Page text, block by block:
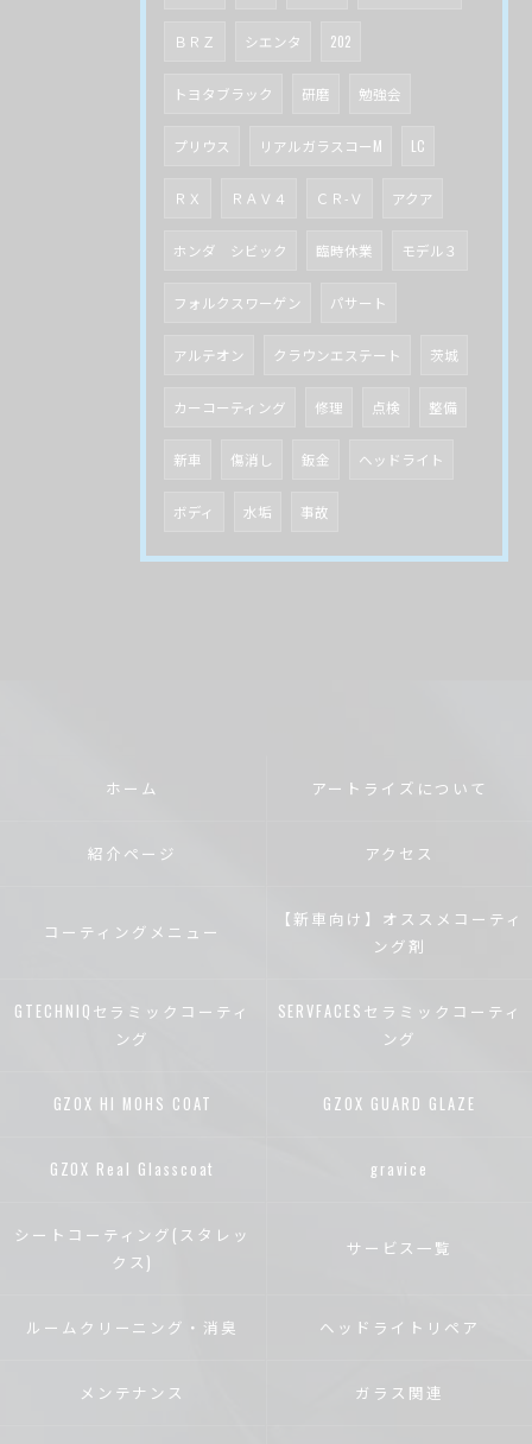
ＢＲＺ シエンタ 202
トヨタブラック 研磨 勉強会
プリウス リアルガラスコーM LC
ＲＸ ＲＡＶ４ ＣＲ-Ｖ アクア
ホンダ シビック 臨時休業 モデル３
フォルクスワーゲン パサート
アルテオン クラウンエステート 茨城
カーコーティング 修理 点検 整備
新車 傷消し 鈑金 ヘッドライト
ボディ 水垢 事故
ホーム アートライズについて
紹介ページ アクセス
コーティングメニュー
【新車向け】オススメコーティ
ング剤
GTECHNIQセラミックコーティ
ング
SERVFACESセラミックコーティ
ング
GZOX HI MOHS COAT GZOX GUARD GLAZE
GZOX Real Glasscoat gravice
シートコーティング(スタレッ
クス)
サービス一覧
ルームクリーニング・消臭 ヘッドライトリペア
メンテナンス ガラス関連